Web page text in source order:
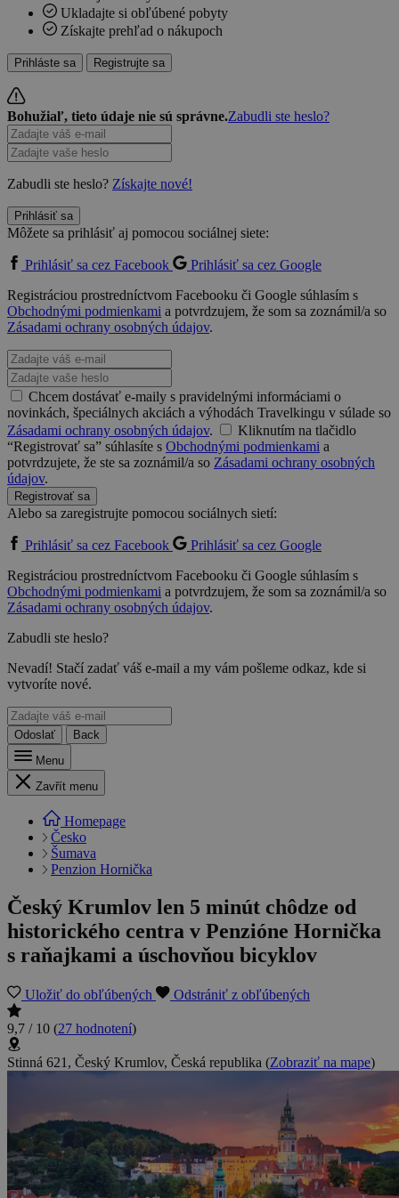
Ukladajte si obľúbené pobyty
Získajte prehľad o nákupoch
Prihláste sa Registrujte sa
Bohužiaľ, tieto údaje nie sú správne.Zabudli ste heslo?
Zabudli ste heslo? Získajte nové!
Prihlásiť sa
Môžete sa prihlásiť aj pomocou sociálnej siete:
Prihlásiť sa cez Facebook
Prihlásiť sa cez Google
Registráciou prostredníctvom Facebooku či Google súhlasím s
Obchodnými podmienkami a potvrdzujem, že som sa zoznámil/a so
Zásadami ochrany osobných údajov.
Chcem dostávať e-maily s pravidelnými informáciami o
novinkách, špeciálnych akciách a výhodách Travelkingu v súlade so
Zásadami ochrany osobných údajov.
Kliknutím na tlačidlo
“Registrovať sa” súhlasíte s Obchodnými podmienkami a
potvrdzujete, že ste sa zoznámil/a so Zásadami ochrany osobných
údajov.
Registrovať sa
Alebo sa zaregistrujte pomocou sociálnych sietí:
Prihlásiť sa cez Facebook
Prihlásiť sa cez Google
Registráciou prostredníctvom Facebooku či Google súhlasím s
Obchodnými podmienkami a potvrdzujem, že som sa zoznámil/a so
Zásadami ochrany osobných údajov.
Zabudli ste heslo?
Nevadí! Stačí zadať váš e-mail a my vám pošleme odkaz, kde si
vytvoríte nové.
Odoslať
Back
Menu
Zavřít menu
Homepage
Česko
Šumava
Penzion Hornička
Český Krumlov len 5 minút chôdze od
historického centra v Penzióne Hornička
s raňajkami a úschovňou bicyklov
Uložiť do obľúbených Odstrániť z obľúbených
9,7 / 10 (27 hodnotení)
Stinná 621, Český Krumlov, Česká republika (Zobraziť na mape)